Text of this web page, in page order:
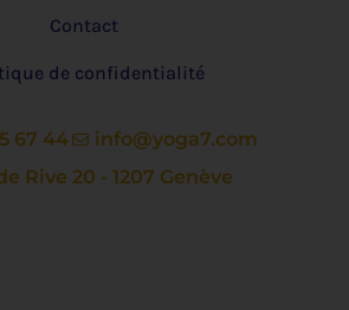
Contact
de confidentialité
67 44
info@yoga7.com
Rive 20 - 1207 Genève